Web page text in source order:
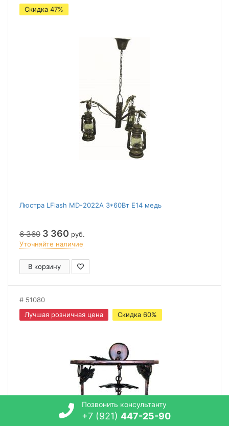
Скидка 47%
Люстра LFlash МD-2022А 3*60Вт Е14 медь
6 360 3 360 руб.
Уточняйте наличие
В корзину
51080
Лучшая розничная цена
Скидка 60%
Позвонить консультанту
+7 (921) 447-25-90